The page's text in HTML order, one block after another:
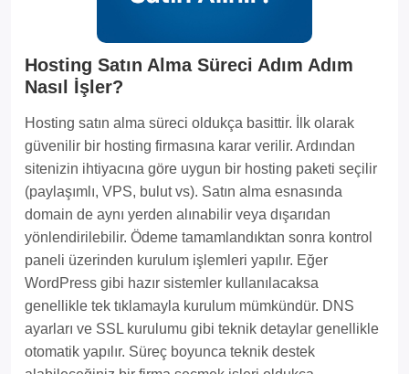
Hosting Satın Alma Süreci Adım Adım
Nasıl İşler?
Hosting satın alma süreci oldukça basittir. İlk olarak
güvenilir bir hosting firmasına karar verilir. Ardından
sitenizin ihtiyacına göre uygun bir hosting paketi seçilir
(paylaşımlı, VPS, bulut vs). Satın alma esnasında
domain de aynı yerden alınabilir veya dışarıdan
yönlendirilebilir. Ödeme tamamlandıktan sonra kontrol
paneli üzerinden kurulum işlemleri yapılır. Eğer
WordPress gibi hazır sistemler kullanılacaksa
genellikle tek tıklamayla kurulum mümkündür. DNS
ayarları ve SSL kurulumu gibi teknik detaylar genellikle
otomatik yapılır. Süreç boyunca teknik destek